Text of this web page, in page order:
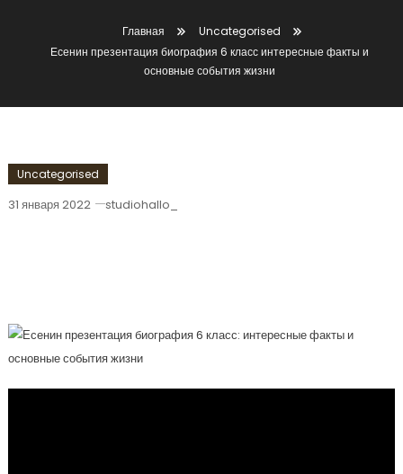
Главная
Uncategorised
Есенин презентация биография 6 класс интересные факты и
основные события жизни
Uncategorised
31 января 2022 studiohallo_